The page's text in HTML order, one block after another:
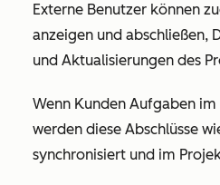
Externe Benutzer können
anzeigen und abschließen,
und Aktualisierungen des
Wenn Kunden Aufgaben im
werden diese Abschlüsse
synchronisiert und im